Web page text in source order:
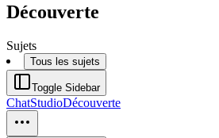
Découverte
Sujets
Tous les sujets
Toggle Sidebar
ChatStudioDécouverte